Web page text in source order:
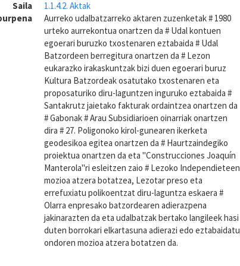
Saila
1.1.4.2. Aktak
Aurreko udalbatzarreko aktaren zuzenketak # 1980
urteko aurrekontua onartzen da # Udal kontuen
egoerari buruzko txostenaren eztabaida # Udal
Batzordeen berregitura onartzen da # Lezon
eukarazko irakaskuntzak bizi duen egoerari buruz
Kultura Batzordeak osatutako txostenaren eta
proposaturiko diru-laguntzen inguruko eztabaida #
Santakrutz jaietako fakturak ordaintzea onartzen da
# Gabonak # Arau Subsidiarioen oinarriak onartzen
dira # 27. Poligonoko kirol-gunearen ikerketa
geodesikoa egitea onartzen da # Haurtzaindegiko
proiektua onartzen da eta "Construcciones Joaquín
Manterola"ri esleitzen zaio # Lezoko Independieteen
mozioa atzera botatzea, Lezotar preso eta
errefuxiatu polikoentzat diru-laguntza eskaera #
Olarra enpresako batzordearen adierazpena
jakinarazten da eta udalbatzak bertako langileek hasi
duten borrokari elkartasuna adierazi edo eztabaidatu
ondoren mozioa atzera botatzen da.